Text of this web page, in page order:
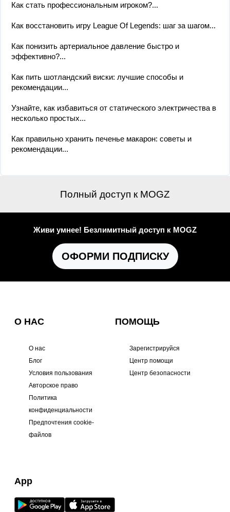
Как стать профессиональным игроком?...
Как восстановить игру League Of Legends: шаг за шагом...
Как понизить артериальное давление быстро и
эффективно?...
Как пить шотландский виски: лучшие способы и
рекомендации...
Узнайте, как избавиться от статического электричества в
несколько простых...
Как правильно хранить печенье макарон: советы и
рекомендации...
Полный доступ к MOGZ
Живи умнее! Безлимитный доступ к MOGZ
ОФОРМИ ПОДПИСКУ
О НАС
О нас
Блог
Условия пользования
Авторское право
Политика
конфиденциальности
Предпочтения cookie-
файлов
ПОМОЩЬ
Зарегистрируйся
Центр помощи
Центр безопасности
App